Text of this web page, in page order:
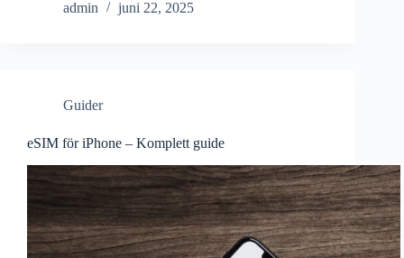
admin
juni 22, 2025
Guider
eSIM för iPhone – Komplett guide